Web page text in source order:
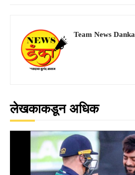
Team News Danka
लेखकाकडून अधिक